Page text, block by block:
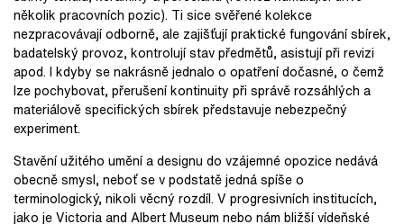
několik pracovních pozic). Ti sice svěřené kolekce
nezpracovávají odborně, ale zajišťují praktické fungování sbírek,
badatelský provoz, kontrolují stav předmětů, asistují při revizi
apod. I kdyby se nakrásně jednalo o opatření dočasné, o čemž
lze pochybovat, přerušení kontinuity při správě rozsáhlých a
materiálově specifických sbírek představuje nebezpečný
experiment.
Stavění užitého umění a designu do vzájemné opozice nedává
obecně smysl, neboť se v podstatě jedná spíše o
terminologický, nikoli věcný rozdíl. V progresivních institucích,
jako je Victoria and Albert Museum nebo nám bližší vídeňské